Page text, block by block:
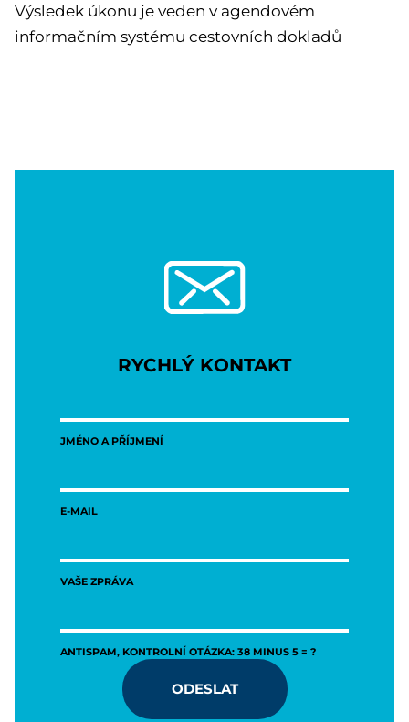
Výsledek úkonu je veden v agendovém
informačním systému cestovních dokladů
RYCHLÝ KONTAKT
JMÉNO A PŘÍJMENÍ
E-MAIL
VAŠE ZPRÁVA
ANTISPAM, KONTROLNÍ OTÁZKA: 38 MINUS 5 = ?
ODESLAT